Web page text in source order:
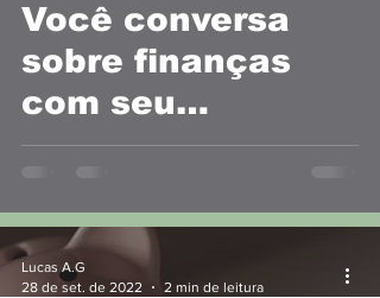
Você conversa
sobre finanças
com seu
parceiro(a)?
Lucas A.G
28 de set. de 2022
2 min de leitura